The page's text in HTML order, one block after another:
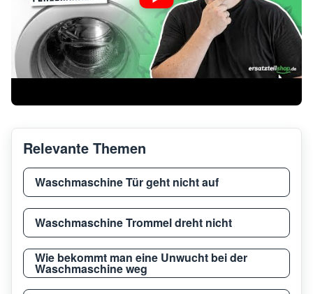
Relevante Themen
Waschmaschine Tür geht nicht auf
Waschmaschine Trommel dreht nicht
Wie bekommt man eine Unwucht bei der
Waschmaschine weg